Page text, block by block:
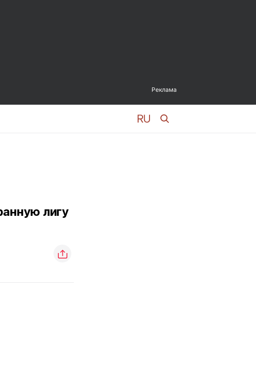
Реклама
лигу